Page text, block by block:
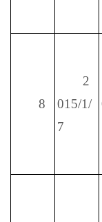
8
2
015/1/
7